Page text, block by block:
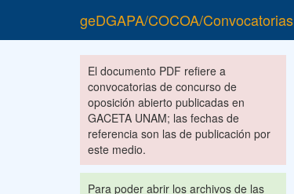
geDGAPA/COCOA/Convocatorias
El documento PDF refiere a
convocatorias de concurso de
oposición abierto publicadas en
GACETA UNAM; las fechas de
referencia son las de publicación por
este medio.
Para poder abrir los archivos de las